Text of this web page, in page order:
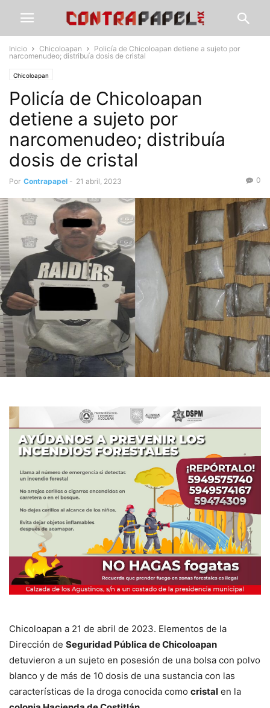
Inicio Chicoloapan
Policía de Chicoloapan detiene a sujeto por
narcomenudeo; distribuía dosis de cristal
Chicoloapan
Policía de Chicoloapan
detiene a sujeto por
narcomenudeo; distribuía
dosis de cristal
Por Contrapapel - 21 abril, 2023 0
Chicoloapan a 21 de abril de 2023. Elementos de la
Dirección de Seguridad Pública de Chicoloapan
detuvieron a un sujeto en posesión de una bolsa con polvo
blanco y de más de 10 dosis de una sustancia con las
características de la droga conocida como cristal en la